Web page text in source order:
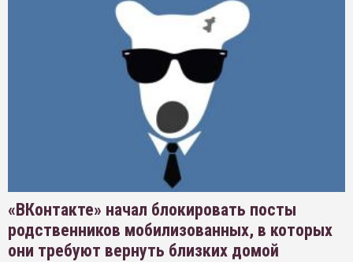
«ВКонтакте» начал блокировать посты
родственников мобилизованных, в которых
они требуют вернуть близких домой